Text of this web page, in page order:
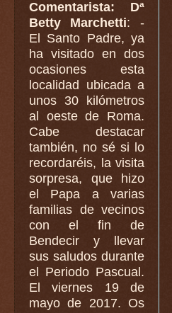
Comentarista: Dª
Betty Marchetti: -
El Santo Padre, ya
ha visitado en dos
ocasiones esta
localidad ubicada a
unos 30 kilómetros
al oeste de Roma.
Cabe destacar
también, no sé si lo
recordaréis, la visita
sorpresa, que hizo
el Papa a varias
familias de vecinos
con el fin de
Bendecir y llevar
sus saludos durante
el Periodo Pascual.
El viernes 19 de
mayo de 2017. Os